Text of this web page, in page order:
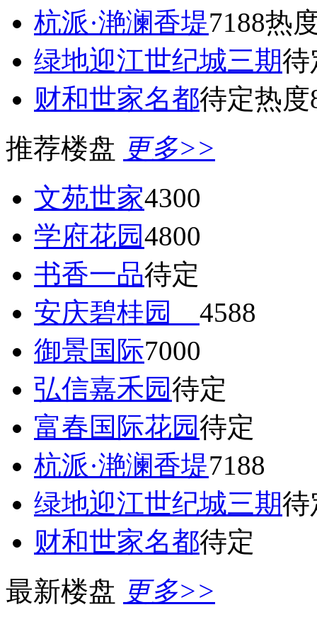
杭派·滟澜香堤7188热
绿地迎江世纪城三期待
财和世家名都待定热度
推荐楼盘 更多>>
文苑世家4300
学府花园4800
书香一品待定
安庆碧桂园 4588
御景国际7000
弘信嘉禾园待定
富春国际花园待定
杭派·滟澜香堤7188
绿地迎江世纪城三期待
财和世家名都待定
最新楼盘 更多>>